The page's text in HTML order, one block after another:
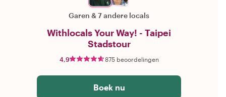
Garen &7 andere locals
Withlocals Your Way! - Taipei
Stadstour
4,9 875 beoordelingen
Boek nu